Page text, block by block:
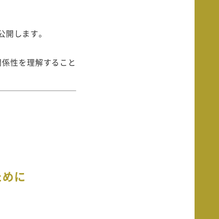
します。
性を理解すること
に